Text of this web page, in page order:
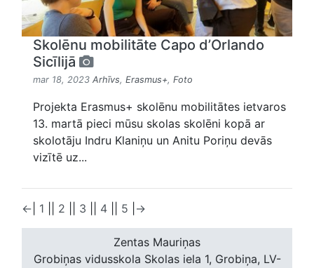
Skolēnu mobilitāte Capo d’Orlando
Sicīlijā
mar 18, 2023 Arhīvs, Erasmus+, Foto
Projekta Erasmus+ skolēnu mobilitātes ietvaros
13. martā pieci mūsu skolas skolēni kopā ar
skolotāju Indru Klaniņu un Anitu Poriņu devās
vizītē uz...
← 1 2 3 4 5 →
Zentas Mauriņas
Grobiņas vidusskola Skolas iela 1, Grobiņa, LV-